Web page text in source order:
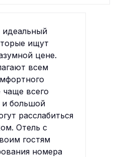
идеальный
ищут
цене.
всем
всего
и большой
расслабиться
Отель с
гостям
номера